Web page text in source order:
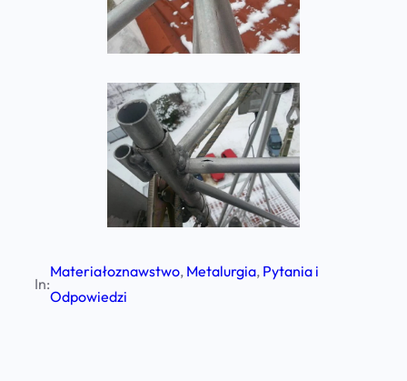
In:
Materiałoznawstwo, Metalurgia, Pytania i
Odpowiedzi